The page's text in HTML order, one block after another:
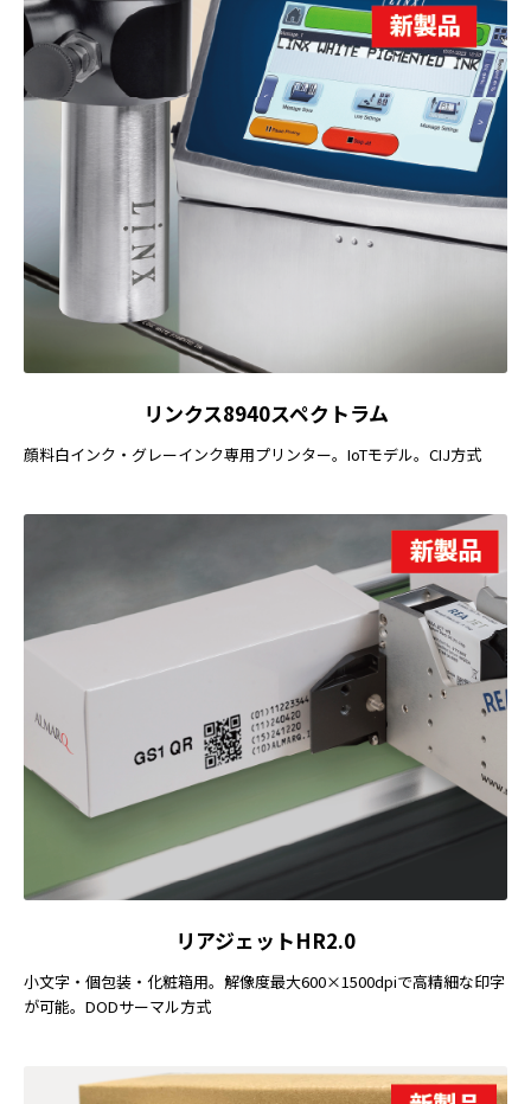
リンクス8940スペクトラム
顔料白インク・グレーインク専用プリンター。IoTモデル。CIJ方式
リアジェットHR2.0
小文字・個包装・化粧箱用。解像度最大600×1500dpiで高精細な印字
が可能。DODサーマル方式